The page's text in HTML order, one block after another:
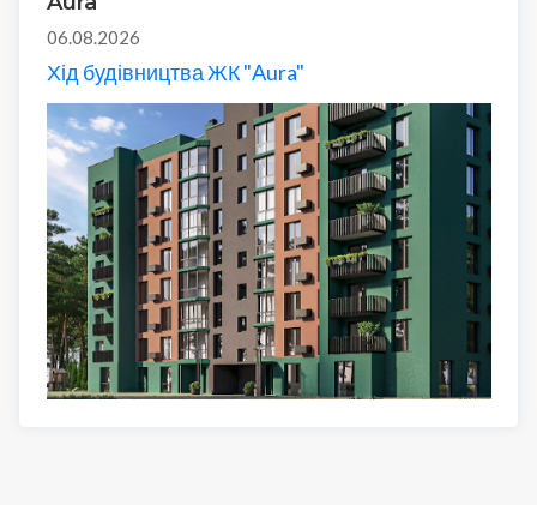
06.08.2026
Хід будівництва ЖК "Aura"